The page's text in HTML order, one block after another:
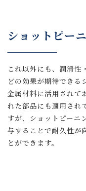
ショットピー
これ以外にも、潤滑性
どの効果が期待できる
金属材料に活用されて
れた部品にも適用され
すが、ショットピーニ
与することで耐久性が
とができます。